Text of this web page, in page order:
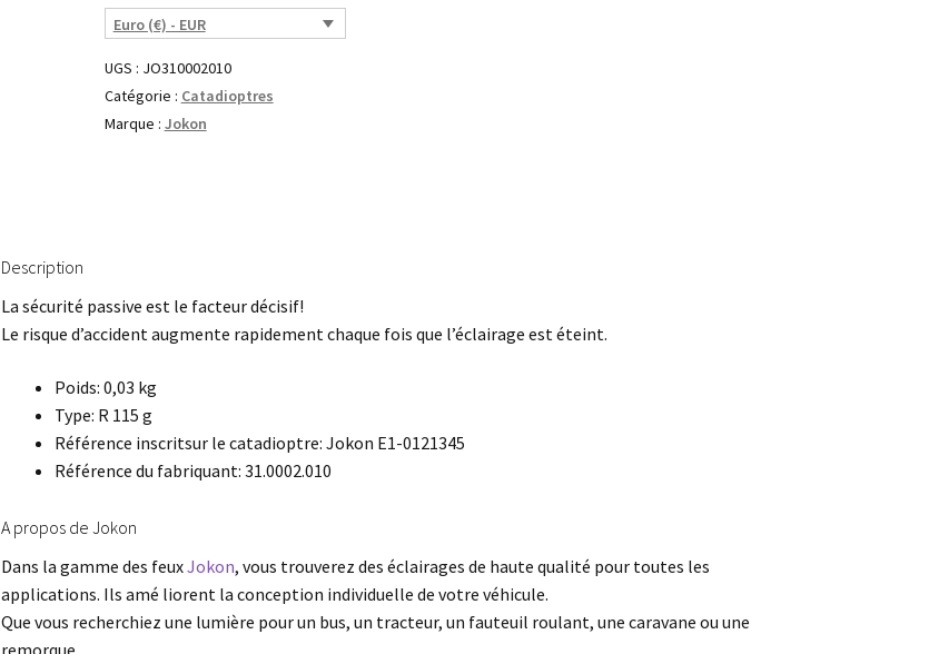
Euro (€) - EUR
UGS : JO310002010
Catégorie : Catadioptres
Marque : Jokon
Description
La sécurité passive est le facteur décisif!
Le risque d’accident augmente rapidement chaque fois que l’éclairage est éteint.
Poids: 0,03 kg
Type: R 115 g
Référence inscritsur le catadioptre: Jokon E1-0121345
Référence du fabriquant: 31.0002.010
A propos de Jokon
Dans la gamme des feuxJokon, vous trouverez des éclairages de haute qualité pour toutes les
applications. Ils amé liorent la conception individuelle de votre véhicule.
Que vous recherchiez une lumière pour un bus, un tracteur, un fauteuil roulant, une caravane ou une
remorque.